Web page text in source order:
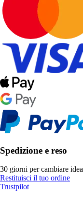
Spedizione e reso
30 giorni per cambiare idea
Restituisci il tuo ordine
Trustpilot